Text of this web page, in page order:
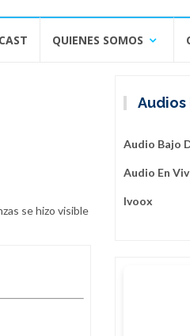
QUIENES SOMOS
se hizo visible
Audios
Audio Bajo
Audio En
Ivoox